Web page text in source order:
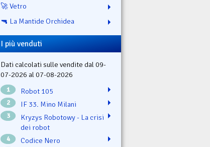
🚀 Vetro
🔫 La Mantide Orchidea
I più venduti
Dati calcolati sulle vendite dal 09-
07-2026 al 07-08-2026
1 Robot 105
2 IF 33. Mino Milani
3
Kryzys Robotowy - La crisi
dei robot
4 Codice Nero